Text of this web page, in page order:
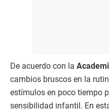
De acuerdo con la
cambios bruscos en la
estímulos en poco tiempo
sensibilidad infantil. En